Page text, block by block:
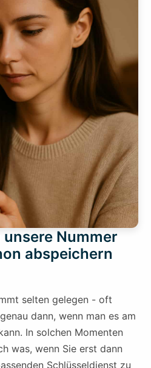
Nummer
abspeichern
selten gelegen - oft
dann, wenn man es am
In solchen Momenten
was, wenn Sie erst dann
Schlüsseldienst zu